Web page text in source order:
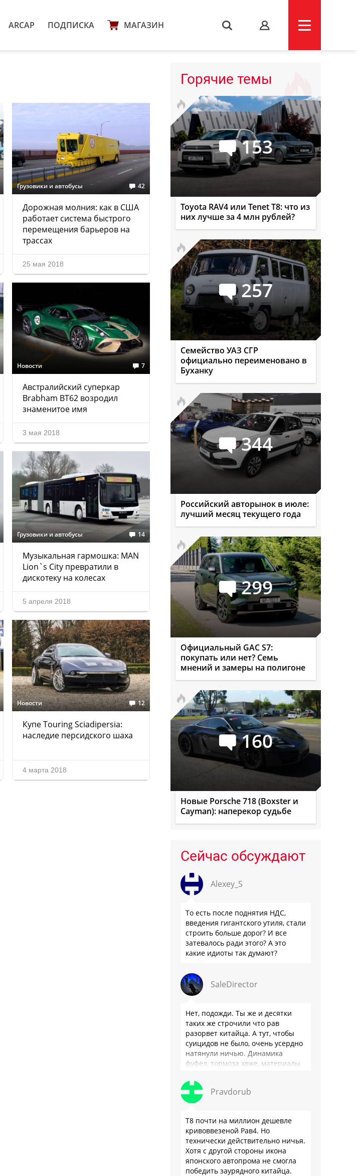
ARCAP ПОДПИСКА МАГАЗИН s
Грузовики и автобусы 42
Дорожная молния: как в США
работает система быстрого
перемещения барьеров на
трассах
25 мая 2018
Новости 7
Австралийский суперкар
Brabham BT62 возродил
знаменитое имя
3 мая 2018
Грузовики и автобусы 14
Музыкальная гармошка: MAN
Lion`s City превратили в
дискотеку на колесах
5 апреля 2018
Новости 12
Купе Touring Sciadipersia:
наследие персидского шаха
4 марта 2018
Горячие темы
153
Toyota RAV4 или Tenet T8: что из
них лучше за 4 млн рублей?
257
Семейство УАЗ СГР
официально переименовано в
Буханку
344
Российский авторынок в июле:
лучший месяц текущего года
299
Официальный GAC S7:
покупать или нет? Семь
мнений и замеры на полигоне
160
Новые Porsche 718 (Boxster и
Cayman): наперекор судьбе
Сейчас обсуждают
Alexey_S
То есть после поднятия НДС,
введения гигантского утиля, стали
строить больше дорог? И все
затевалось ради этого? А это
какие идиоты так думают?
SaleDirector
Нет, подожди. Ты же и десятки
таких же строчили что рав
разорвет китайца. А тут, чтобы
суицидов не было, очень усердно
натянули ничью. Динамика
фуфел, тормоза хвже, материалы
Pravdorub
Т8 почти на миллион дешевле
кривоввезеной Рав4. Но
технически действительно ничья.
Хотя с другой стороны икона
японского автопрома не смогла
победить заурядного китайца.